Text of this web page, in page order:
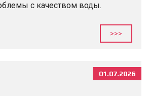
с качеством воды.
стоимость подключения и
автоматическое поддержание
>>>
01.07.2026